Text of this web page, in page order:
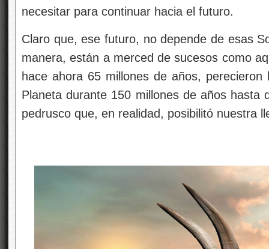
necesitar para continuar hacia el futuro.
Claro que, ese futuro, no depende de esas
manera, están a merced de sucesos como
hace ahora 65 millones de años,
Planeta durante 150 millones de años hasta
pedrusco que, en realidad, posibilitó nuestra